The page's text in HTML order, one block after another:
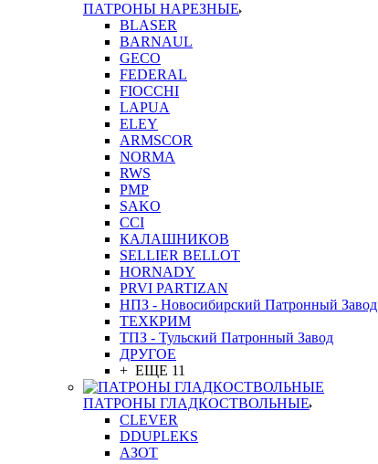
ПАТРОНЫ НАРЕЗНЫЕ
BLASER
BARNAUL
GEСO
FEDERAL
FIOCCHI
LAPUA
ELEY
ARMSCOR
NORMA
RWS
PMP
SAKO
CCI
КАЛАШНИКОВ
SELLIER BELLOT
HORNADY
PRVI PARTIZAN
НПЗ - Новосибирский Патронный Завод
ТЕХКРИМ
ТПЗ - Тульский Патронный Завод
ДРУГОЕ
+ ЕЩЕ 11
ПАТРОНЫ ГЛАДКОСТВОЛЬНЫЕ
CLEVER
DDUPLEKS
АЗОТ